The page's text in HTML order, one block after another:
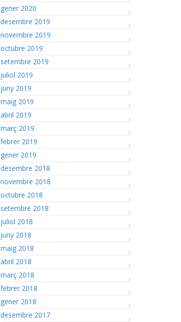
gener 2020
desembre 2019
novembre 2019
octubre 2019
setembre 2019
juliol 2019
juny 2019
maig 2019
abril 2019
març 2019
febrer 2019
gener 2019
desembre 2018
novembre 2018
octubre 2018
setembre 2018
juliol 2018
juny 2018
maig 2018
abril 2018
març 2018
febrer 2018
gener 2018
desembre 2017